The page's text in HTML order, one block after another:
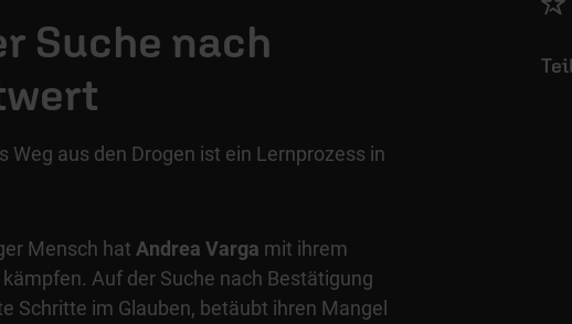
Suche nach
Weg aus den Drogen ist ein Lernprozess in
Mensch hat Andrea Varga mit ihrem
Auf der Suche nach Bestätigung
Schritte im Glauben, betäubt ihren Mangel